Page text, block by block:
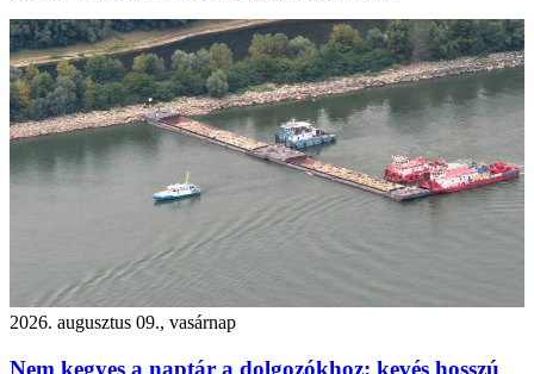
2026. augusztus 09., vasárnap
Nem kegyes a naptár a dolgozókhoz: kevés hosszú